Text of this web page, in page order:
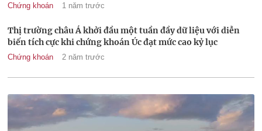
Chứng khoán 1 năm trước
Thị trường châu Á khởi đầu một tuần đầy dữ liệu với diễn
biến tích cực khi chứng khoán Úc đạt mức cao kỷ lục
Chứng khoán 2 năm trước